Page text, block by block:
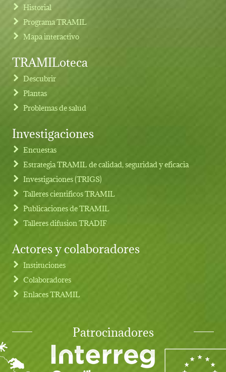
Footer menu
Historial
Programa TRAMIL
Mapa interactivo
TRAMILoteca
Descubrir
Plantas
Problemas de salud
Investigaciones
Encuestas
Estrategia TRAMIL de calidad, seguridad y eficacia
Investigaciones (TRIGS)
Talleres cientificos TRAMIL
Publicaciones de TRAMIL
Talleres difusion TRADIF
Actores y colaboradores
Instituciones
Colaboradores
Enlaces TRAMIL
Patrocinadores